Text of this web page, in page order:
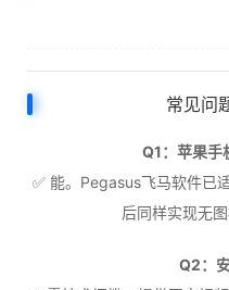
常见问
Q1：苹果手
✅ 能。Pegasus飞马软件已
后同样实现无
Q2：